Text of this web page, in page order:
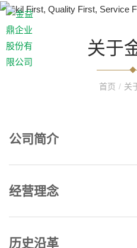
关于
首页/ 关
公司简介
经营理念
历史沿革